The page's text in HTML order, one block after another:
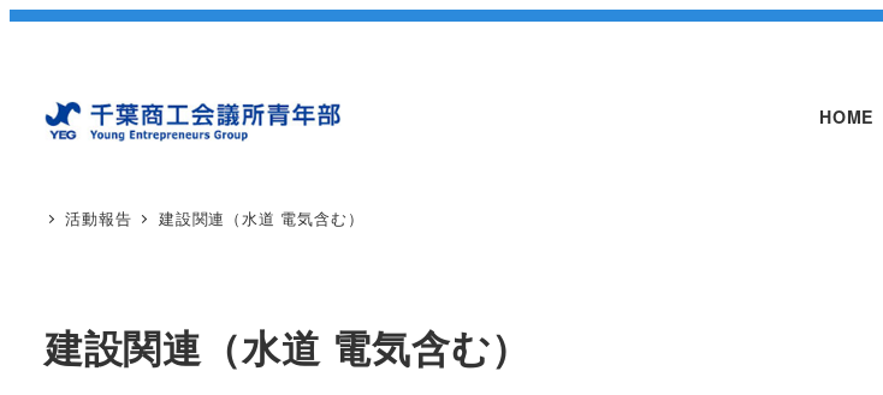
HOME
活動報告 建設関連（水道 電気含む）
建設関連（水道 電気含む）